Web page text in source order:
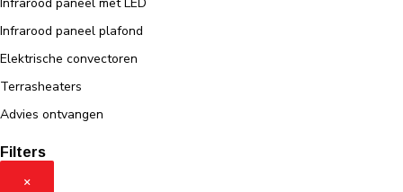
Infrarood paneel plafond
Elektrische convectoren
Terrasheaters
Advies ontvangen
Filters
×